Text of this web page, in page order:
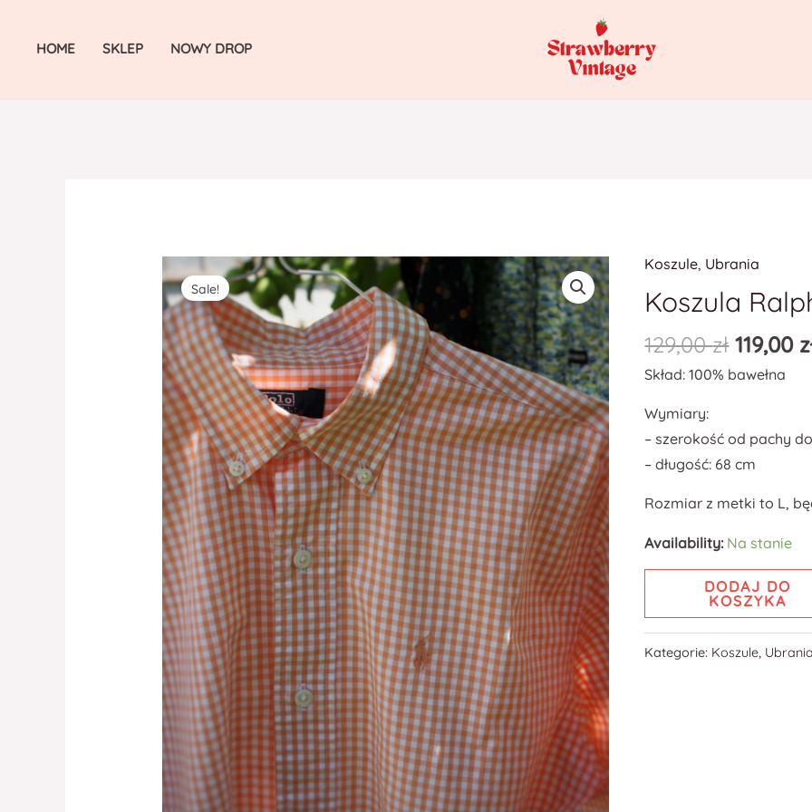
HOME SKLEP NOWY DROP
Sale!
Koszule, Ubrania
Koszula
129,00zł 119,00
Skład: 100% bawełna
Wymiary:
– szerokość od pachy
– długość: 68 cm
Rozmiar z metki to L,
Availability: Na stanie
ilość
Koszula
Lauren
🍊
DODAJ DO
KOSZYKA
Kategorie: Koszule, Ubrania